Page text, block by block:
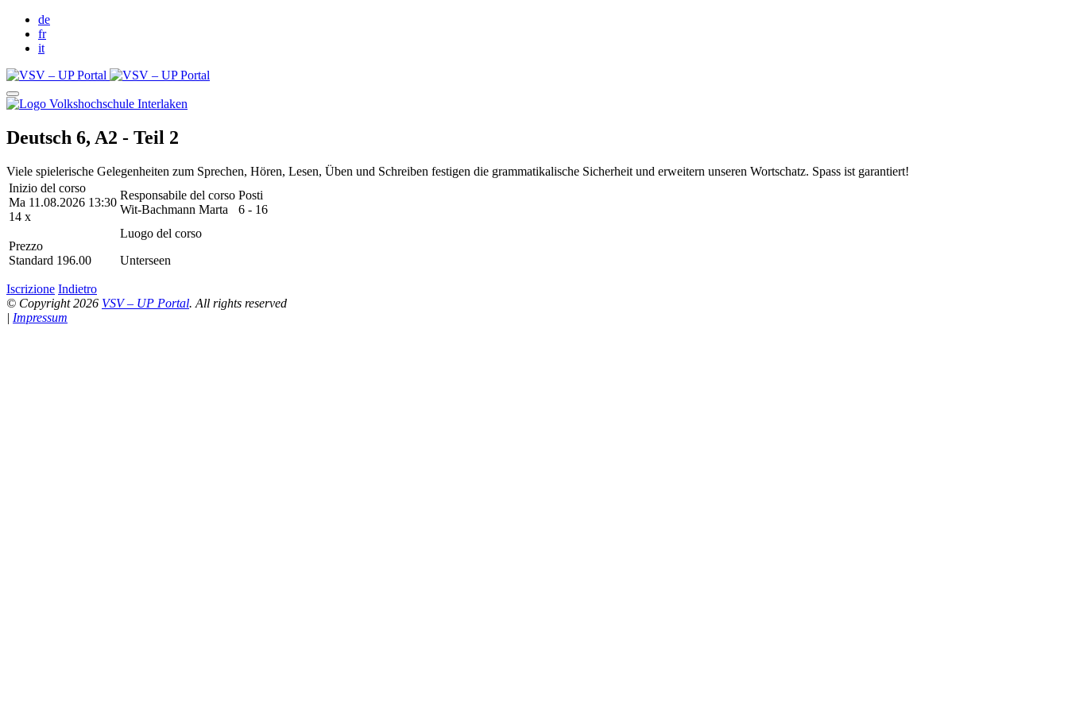
de
fr
it
Deutsch 6, A2 - Teil 2
Viele spielerische Gelegenheiten zum Sprechen, Hören, Lesen, Üben und Schreiben festigen die grammatikalische Sicherheit und erweitern unseren Wortschatz. Spass ist garantiert!
Inizio del corso
Ma 11.08.2026 13:30
14 x
Responsabile del corso
Wit-Bachmann Marta
Posti
6 - 16
Prezzo
Standard 196.00
Luogo del corso
Unterseen
Iscrizione Indietro
© Copyright 2026 VSV – UP Portal. All rights reserved
| Impressum